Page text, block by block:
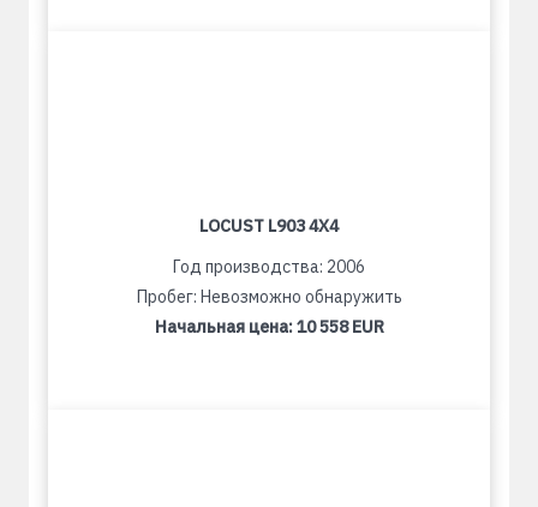
LOCUST L903 4X4
Год производства: 2006
Пробег: Невозможно обнаружить
Начальная цена:10 558 EUR